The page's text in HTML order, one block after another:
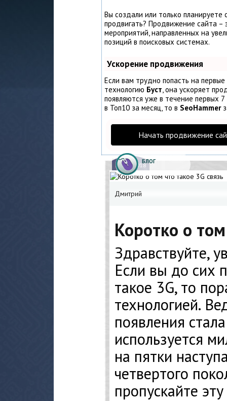
Вы создали или только планируете
продвигать? Продвижение сайта –
мероприятий, направленных на
позиций в поисковых системах.
Ускорение продвижения
Если вам трудно попасть на
технологию Буст, она ускоряет
появляются уже в течение первых
в Топ10 за месяц, то в SeoHammer
Начать продвижение
12.02.2018
БЛОГ
Дмитрий
Коротко о
Здравствуйте,
Если вы до сих
такое 3G, то
технологией.
появления
используется
на пятки
четвертого
пропускайте